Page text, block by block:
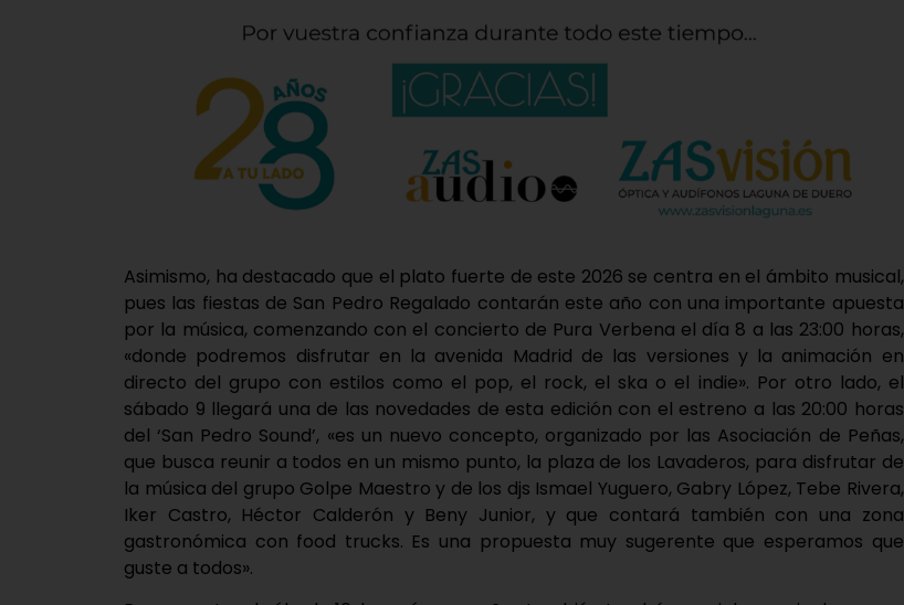
Asimismo, ha destacado que el plato fuerte de este 2026 se centra en el ámbito musical,
pues las fiestas de San Pedro Regalado contarán este año con una importante apuesta
por la música, comenzando con el concierto de Pura Verbena el día 8 a las 23:00 horas,
«donde podremos disfrutar en la avenida Madrid de las versiones y la animación en
directo del grupo con estilos como el pop, el rock, el ska o el indie». Por otro lado, el
sábado 9 llegará una de las novedades de esta edición con el estreno a las 20:00 horas
del ‘San Pedro Sound’, «es un nuevo concepto, organizado por las Asociación de Peñas,
que busca reunir a todos en un mismo punto, la plaza de los Lavaderos, para disfrutar de
la música del grupo Golpe Maestro y de los djs Ismael Yuguero, Gabry López, Tebe Rivera,
Iker Castro, Héctor Calderón y Beny Junior, y que contará también con una zona
gastronómica con food trucks. Es una propuesta muy sugerente que esperamos que
guste a todos».